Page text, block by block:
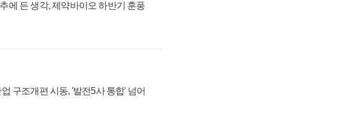
에 든 생각, 제약바이오 하반기 훈풍
구조개편 시동, '발전5사 통합' 넘어